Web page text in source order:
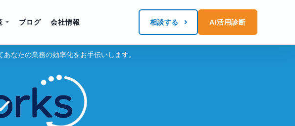
ブログ 会社情報 相談する AI活用診断
なたの業務の効率化をお手伝いします。